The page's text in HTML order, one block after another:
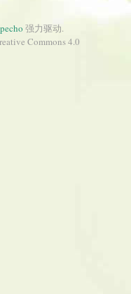
强力驱动.
Commons 4.0